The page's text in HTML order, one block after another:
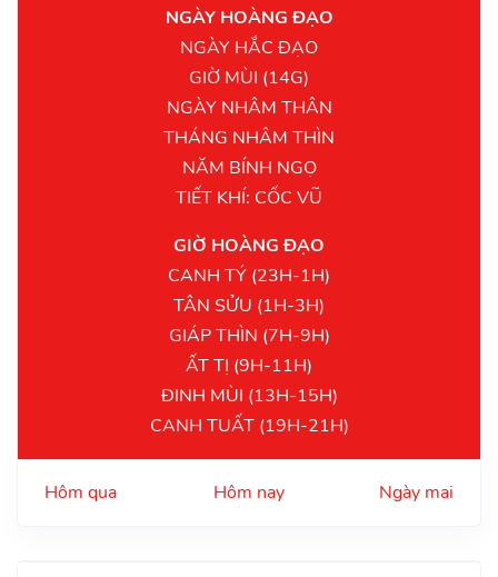
NGÀY HOÀNG ĐẠO
NGÀY HẮC ĐẠO
GIỜ MÙI (14G)
NGÀY NHÂM THÂN
THÁNG NHÂM THÌN
NĂM BÍNH NGỌ
TIẾT KHÍ: CỐC VŨ
GIỜ HOÀNG ĐẠO
CANH TÝ (23H-1H)
TÂN SỬU (1H-3H)
GIÁP THÌN (7H-9H)
ẤT TỊ (9H-11H)
ĐINH MÙI (13H-15H)
CANH TUẤT (19H-21H)
Hôm qua Hôm nay Ngày mai